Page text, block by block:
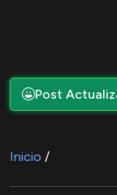
Post
Inicio /